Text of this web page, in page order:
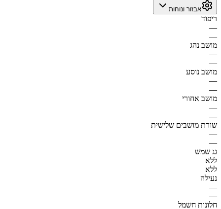
אבזור ונוחות
ריפוד
—
—
מושב נהג
—
—
מושב נוסע
—
—
מושב אחורי
—
—
שורת מושבים שלישית
—
—
גג שמש
ללא
ללא
נעילה
—
—
חלונות חשמל